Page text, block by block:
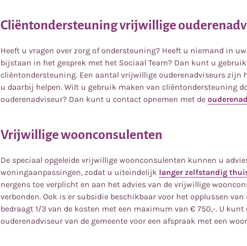
Cliëntondersteuning vrijwillige
Heeft u vragen over zorg of ondersteuning? Heeft u niemand in
bijstaan in het gesprek met het Sociaal Team? Dan kunt u
cliëntondersteuning. Een aantal vrijwillige ouderenadviseurs zijn
u daarbij helpen. Wilt u gebruik maken van cliëntondersteuning
ouderenadviseur? Dan kunt u contact opnemen met de
Vrijwillige woonconsulenten
De speciaal opgeleide vrijwillige woonconsulenten kunnen u
woningaanpassingen, zodat u uiteindelijk langer zelfstandig
nergens toe verplicht en aan het advies van de vrijwillige
verbonden. Ook is er subsidie beschikbaar voor het opplussen
bedraagt 1/3 van de kosten met een maximum van € 750,-. U
ouderenadviseur van de gemeente voor een afspraak met een